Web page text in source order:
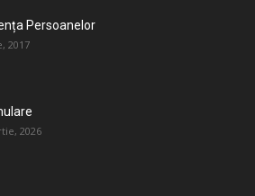
Persoanelor
2017
2026